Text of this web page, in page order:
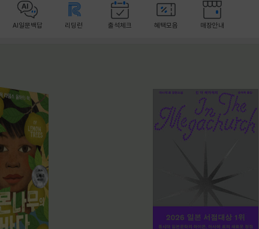
AI일문백답 리딩런 출석체크 혜택모음 매장안내